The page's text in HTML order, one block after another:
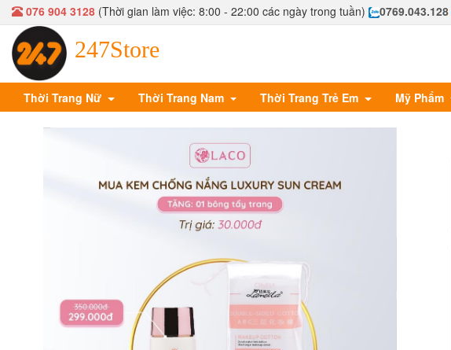
076 904 3128 (Thời gian làm việc: 8:00 - 22:00 các ngày trong tuần) 0769.043.128
247Store
Thời Trang Nữ Thời Trang Nam Thời Trang Trẻ Em Mỹ Phẩm